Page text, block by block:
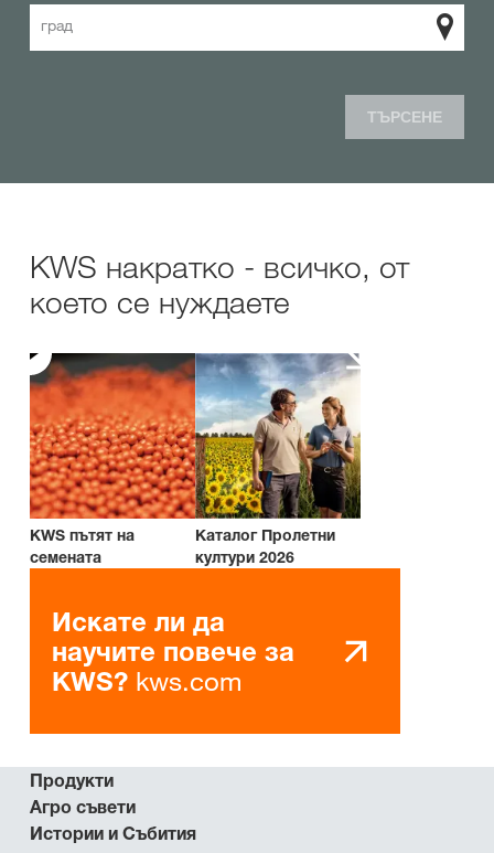
град
ТЪРСЕНЕ
KWS накратко - всичко, от
което се нуждаете
KWS пътят на
семената
Каталог Пролетни
култури 2026
Искате ли да
научите повече за
KWS? kws.com
Продукти
Агро съвети
Истории и Събития